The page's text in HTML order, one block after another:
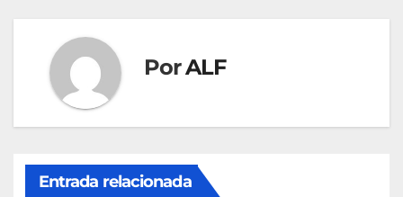
PorALF
Entrada relacionada